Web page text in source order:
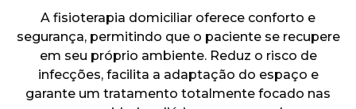
A fisioterapia domiciliar oferece conforto e
segurança, permitindo que o paciente se recupere
em seu próprio ambiente. Reduz o risco de
infecções, facilita a adaptação do espaço e
garante um tratamento totalmente focado nas